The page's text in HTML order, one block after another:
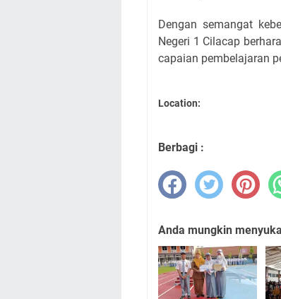
Dengan semangat
Negeri 1 Cilacap
capaian pembelajaran
Location:
Berbagi :
Anda mungkin